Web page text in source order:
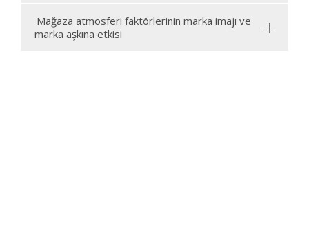
Mağaza atmosferi faktörlerinin marka imajı ve
marka aşkına etkisi